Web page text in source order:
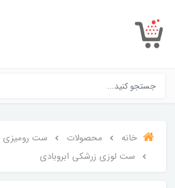
خانه محصولات ست رومیزی
ست لوزی زرشکی ابروبادی